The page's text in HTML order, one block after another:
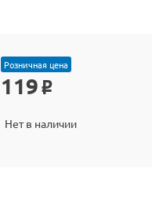
Розничная цена
119 o
Нет в наличии